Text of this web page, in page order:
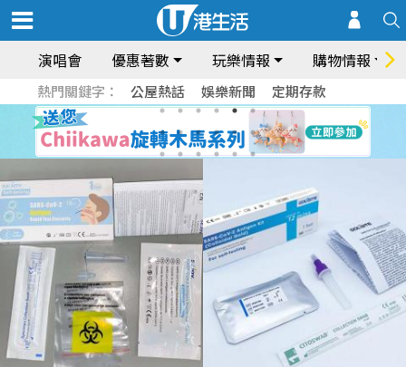
演唱會 優惠著數 玩樂情報 購物情報
熱門關鍵字： 公屋熱話 娛樂新聞 定期存款